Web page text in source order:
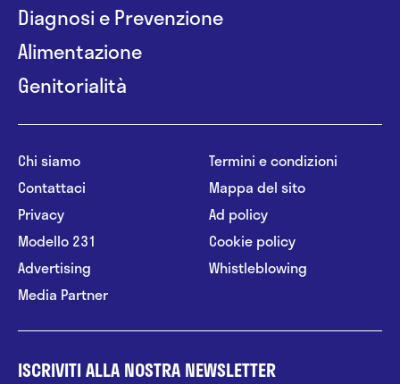
Diagnosi e Prevenzione
Alimentazione
Genitorialità
Chi siamo
Contattaci
Privacy
Modello 231
Advertising
Media Partner
Termini e condizioni
Mappa del sito
Ad policy
Cookie policy
Whistleblowing
ISCRIVITI ALLA NOSTRA NEWSLETTER